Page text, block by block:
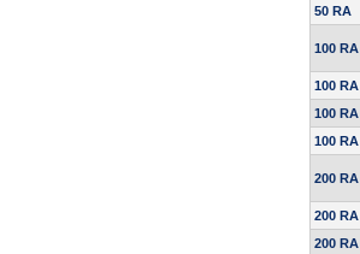
50 RA
100 RA
100 RA
100 RA
100 RA
200 RA
200 RA
200 RA